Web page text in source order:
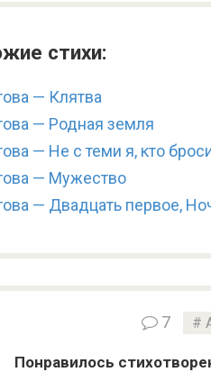
стихи:
— Клятва
— Родная земля
— Не с теми я, кто
— Мужество
— Двадцать первое,
7
Понравилось